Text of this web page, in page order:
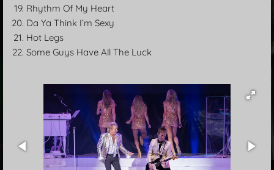
Rhythm Of My Heart
Da Ya Think I’m Sexy
Hot Legs
Some Guys Have All The Luck